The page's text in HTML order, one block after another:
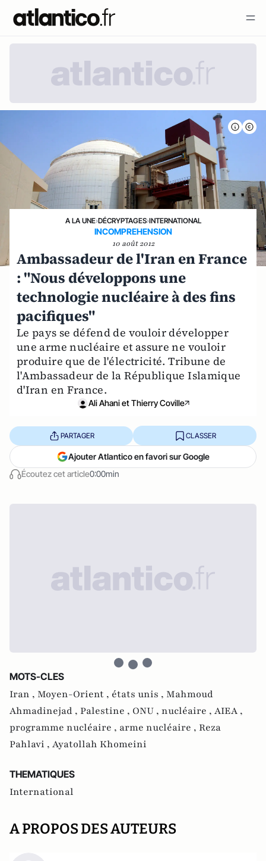
A LA UNE›DÉCRYPTAGES›INTERNATIONAL
INCOMPREHENSION
10 août 2012
Ambassadeur de l'Iran en France
: "Nous développons une
technologie nucléaire à des fins
pacifiques"
Le pays se défend de vouloir développer
une arme nucléaire et assure ne vouloir
produire que de l'électricité. Tribune de
l'Ambassadeur de la République Islamique
d'Iran en France.
Ali Ahani et Thierry Coville
Écoutez cet article0:00min
PARTAGER CLASSER
Ajouter Atlantico en favori sur Google
MOTS-CLES
Iran , Moyen-Orient , états unis , Mahmoud
Ahmadinejad , Palestine , ONU , nucléaire , AIEA ,
programme nucléaire , arme nucléaire , Reza
Pahlavi , Ayatollah Khomeini
THEMATIQUES
International
A PROPOS DES AUTEURS